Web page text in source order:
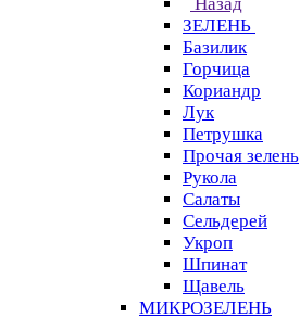
ЗЕЛЕНЬ
Базилик
Горчица
Кориандр
Лук
Петрушка
Прочая зелень
Рукола
Салаты
Сельдерей
Укроп
Шпинат
Щавель
МИКРОЗЕЛЕНЬ